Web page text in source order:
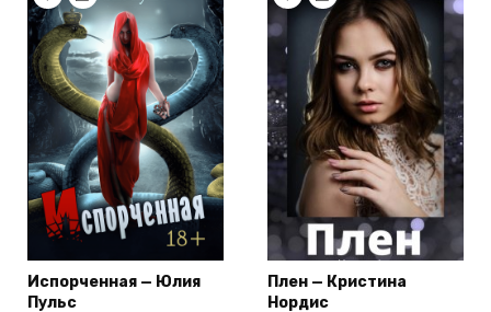
Испорченная — Юлия
Пульс
Плен — Кристина
Нордис